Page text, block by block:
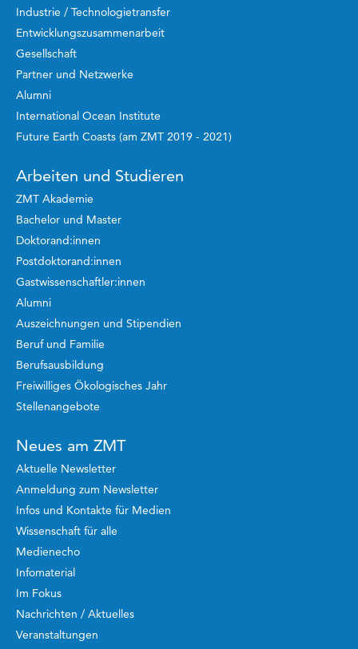
Industrie / Technologietransfer
Entwicklungszusammenarbeit
Gesellschaft
Partner und Netzwerke
Alumni
International Ocean Institute
Future Earth Coasts (am ZMT 2019 - 2021)
Arbeiten und Studieren
ZMT Akademie
Bachelor und Master
Doktorand:innen
Postdoktorand:innen
Gastwissenschaftler:innen
Alumni
Auszeichnungen und Stipendien
Beruf und Familie
Berufsausbildung
Freiwilliges Ökologisches Jahr
Stellenangebote
Neues am ZMT
Aktuelle Newsletter
Anmeldung zum Newsletter
Infos und Kontakte für Medien
Wissenschaft für alle
Medienecho
Infomaterial
Im Fokus
Nachrichten / Aktuelles
Veranstaltungen